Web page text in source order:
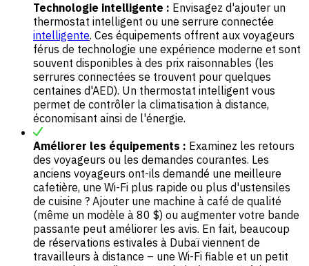
Technologie intelligente : Envisagez d'ajouter un
thermostat intelligent ou une serrure connectée
intelligente. Ces équipements offrent aux voyageurs
férus de technologie une expérience moderne et sont
souvent disponibles à des prix raisonnables (les
serrures connectées se trouvent pour quelques
centaines d'AED). Un thermostat intelligent vous
permet de contrôler la climatisation à distance,
économisant ainsi de l'énergie.
Améliorer les équipements : Examinez les retours
des voyageurs ou les demandes courantes. Les
anciens voyageurs ont-ils demandé une meilleure
cafetière, une Wi-Fi plus rapide ou plus d'ustensiles
de cuisine ? Ajouter une machine à café de qualité
(même un modèle à 80 $) ou augmenter votre bande
passante peut améliorer les avis. En fait, beaucoup
de réservations estivales à Dubaï viennent de
travailleurs à distance – une Wi-Fi fiable et un petit